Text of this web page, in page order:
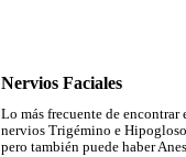
Nervios Faciales
Lo más frecuente de encontrar
nervios Trigémino e
pero también puede haber